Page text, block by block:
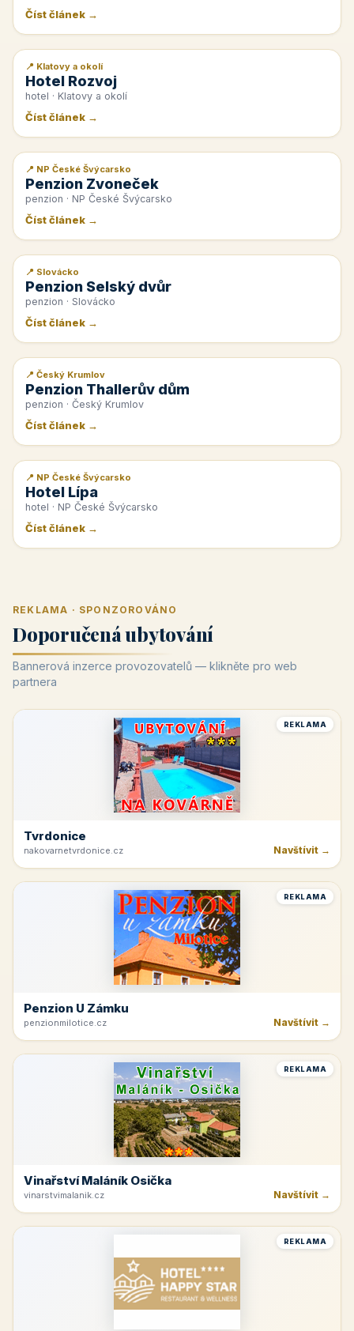
Číst článek →
📰 PR článek
📍 Klatovy a okolí
Hotel Rozvoj
hotel · Klatovy a okolí
Číst článek →
📰 PR článek
📍 NP České Švýcarsko
Penzion Zvoneček
penzion · NP České Švýcarsko
Číst článek →
📰 PR článek
📍 Slovácko
Penzion Selský dvůr
penzion · Slovácko
Číst článek →
📰 PR článek
📍 Český Krumlov
Penzion Thallerův dům
penzion · Český Krumlov
Číst článek →
📰 PR článek
📍 NP České Švýcarsko
Hotel Lípa
hotel · NP České Švýcarsko
Číst článek →
REKLAMA · SPONZOROVÁNO
Doporučená ubytování
Bannerová inzerce provozovatelů — klikněte pro web
partnera
REKLAMA
Tvrdonice
nakovarnetvrdonice.cz Navštívit →
REKLAMA
Penzion U Zámku
penzionmilotice.cz Navštívit →
REKLAMA
Vinařství Maláník Osička
vinarstvimalanik.cz Navštívit →
REKLAMA